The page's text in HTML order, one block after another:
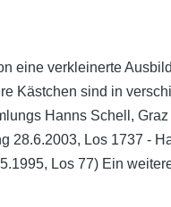
eine verkleinerte
Kästchen sind in
Hanns Schell,
28.6.2003, Los 1737 -
Los 77) Ein